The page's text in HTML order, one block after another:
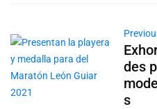
des
s